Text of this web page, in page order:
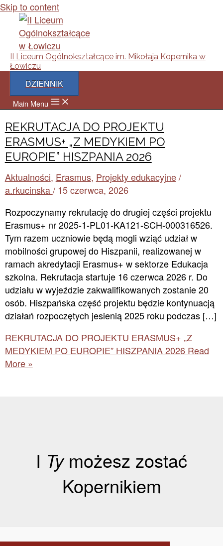
Skip to content
II Liceum Ogólnokształcące im. Mikołaja Kopernika w
Łowiczu
DZIENNIK
Main Menu
REKRUTACJA DO PROJEKTU
ERASMUS+ „Z MEDYKIEM PO
EUROPIE” HISZPANIA 2026
Aktualności, Erasmus, Projekty edukacyjne/
a.rkucinska/ 15 czerwca, 2026
Rozpoczynamy rekrutację do drugiej części projektu
Erasmus+ nr 2025-1-PL01-KA121-SCH-000316526.
Tym razem uczniowie będą mogli wziąć udział w
mobilności grupowej do Hiszpanii, realizowanej w
ramach akredytacji Erasmus+ w sektorze Edukacja
szkolna. Rekrutacja startuje 16 czerwca 2026 r. Do
udziału w wyjeździe zakwalifikowanych zostanie 20
osób. Hiszpańska część projektu będzie kontynuacją
działań rozpoczętych jesienią 2025 roku podczas […]
REKRUTACJA DO PROJEKTU ERASMUS+ „Z
MEDYKIEM PO EUROPIE” HISZPANIA 2026Read
More »
I Tymożesz zostać
Kopernikiem